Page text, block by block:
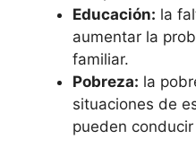
Educación: la
aumentar la
familiar.
Pobreza: la
situaciones de
pueden